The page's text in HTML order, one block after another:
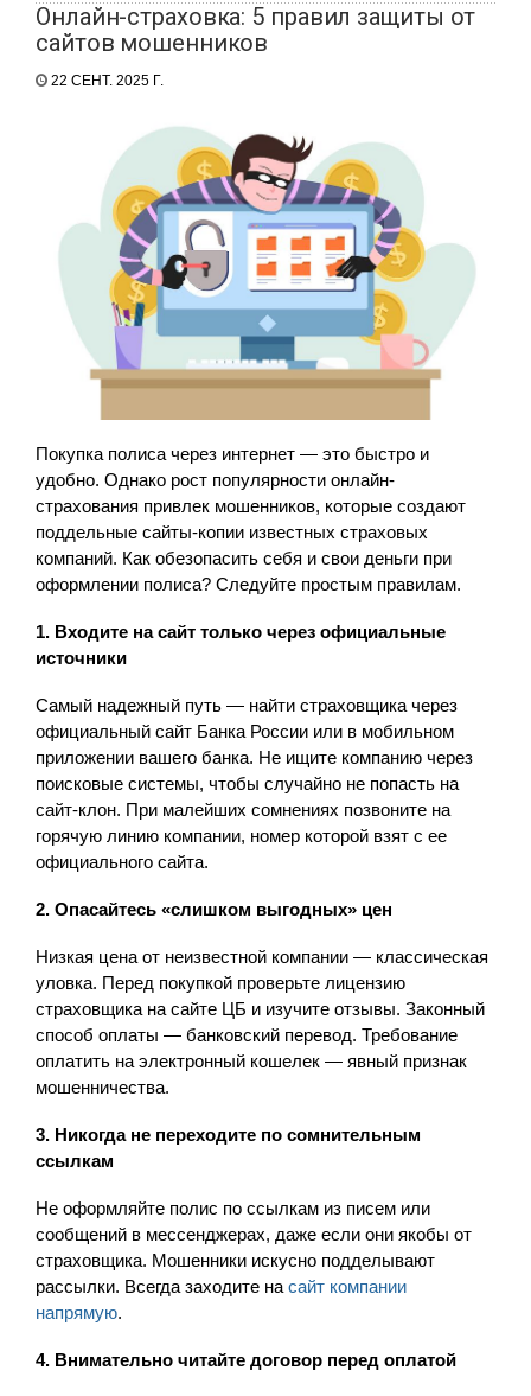
Онлайн-страховка: 5 правил защиты от
сайтов мошенников
22 СЕНТ. 2025 Г.
Покупка полиса через интернет — это быстро и
удобно. Однако рост популярности онлайн-
страхования привлек мошенников, которые создают
поддельные сайты-копии известных страховых
компаний. Как обезопасить себя и свои деньги при
оформлении полиса? Следуйте простым правилам.
1. Входите на сайт только через официальные
источники
Самый надежный путь — найти страховщика через
официальный сайт Банка России или в мобильном
приложении вашего банка. Не ищите компанию через
поисковые системы, чтобы случайно не попасть на
сайт-клон. При малейших сомнениях позвоните на
горячую линию компании, номер которой взят с ее
официального сайта.
2. Опасайтесь «слишком выгодных» цен
Низкая цена от неизвестной компании — классическая
уловка. Перед покупкой проверьте лицензию
страховщика на сайте ЦБ и изучите отзывы. Законный
способ оплаты — банковский перевод. Требование
оплатить на электронный кошелек — явный признак
мошенничества.
3. Никогда не переходите по сомнительным
ссылкам
Не оформляйте полис по ссылкам из писем или
сообщений в мессенджерах, даже если они якобы от
страховщика. Мошенники искусно подделывают
рассылки. Всегда заходите насайт компании
напрямую.
4. Внимательно читайте договор перед оплатой